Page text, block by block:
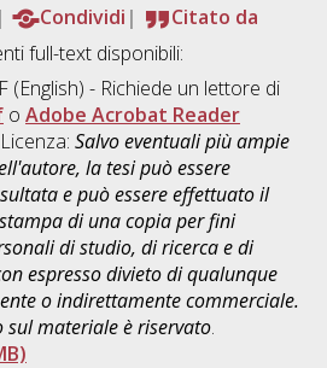
Condividi
Citato da
full-text disponibili:
(English) - Richiede un lettore di
o Adobe Acrobat Reader
Salvo eventuali più ampie
la tesi può essere
e può essere effettuato il
di una copia per fini
di studio, di ricerca e di
espresso divieto di qualunque
o indirettamente commerciale.
materiale è riservato.